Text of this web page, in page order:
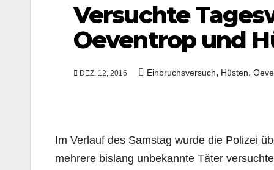
Versuchte
Oeventrop und
DEZ. 12, 2016 Einbruchsversuch, Hüsten,
Im Verlauf des Samstag wurde die Polizei
mehrere bislang unbekannte Täter